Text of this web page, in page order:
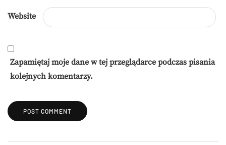
Website
Zapamiętaj moje dane w tej przeglądarce podczas pisania
kolejnych komentarzy.